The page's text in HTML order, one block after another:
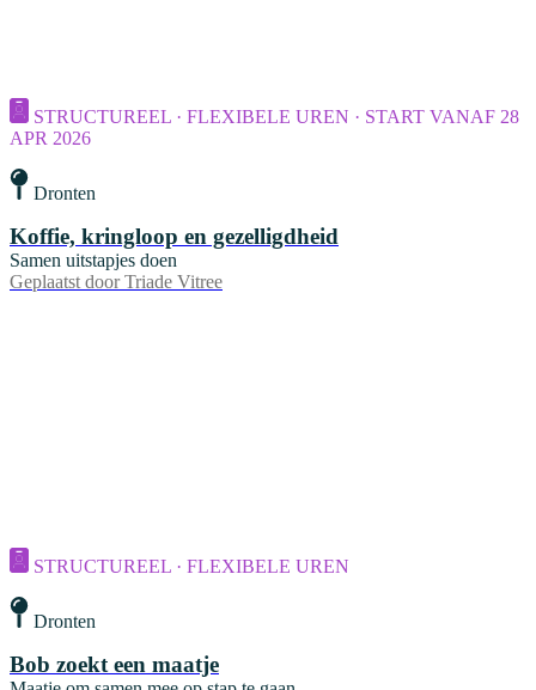
STRUCTUREEL · FLEXIBELE UREN · START VANAF 28
APR 2026
Dronten
Koffie, kringloop en gezelligdheid
Samen uitstapjes doen
Geplaatst door Triade Vitree
STRUCTUREEL · FLEXIBELE UREN
Dronten
Bob zoekt een maatje